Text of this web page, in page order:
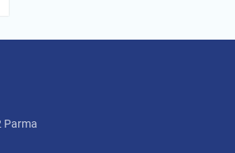
Parma